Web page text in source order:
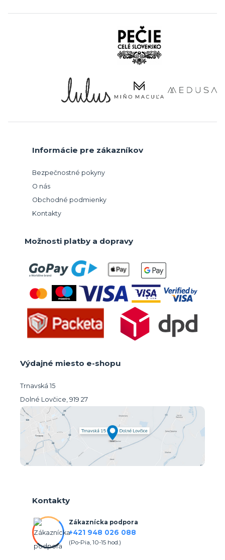
Informácie pre zákazníkov
Bezpečnostné pokyny
O nás
Obchodné podmienky
Kontakty
Možnosti platby a dopravy
Výdajné miesto e-shopu
Trnavská 15
Dolné Lovčice, 919 27
Kontakty
Zákaznícka podpora
+421 948 026 088
(Po-Pia, 10-15 hod.)